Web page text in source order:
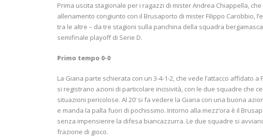
Prima uscita stagionale per i ragazzi di mister Andrea Chiappella,
allenamento congiunto con il Brusaporto di mister Filippo Carobbio,
tra le altre – da tre stagioni sulla panchina della squadra
semifinale playoff di Serie D.
Primo tempo 0-0
La Giana parte schierata con un 3-4-1-2, che vede l’attacco affidato a
si registrano azioni di particolare incisività, con le due squadre che
situazioni pericolose. Al 20’ si fa vedere la Giana con una buona
e manda la palla fuori di pochissimo. Intorno alla mezz’ora è il
senza impensierire la difesa biancazzurra. Le due squadre si
frazione di gioco.